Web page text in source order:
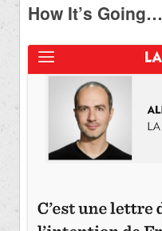
How It’s Going…